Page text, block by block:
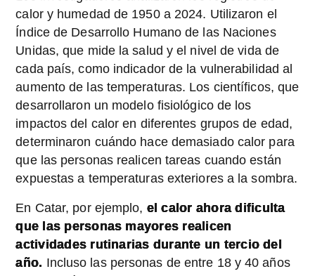
calor y humedad de 1950 a 2024. Utilizaron el
Índice de Desarrollo Humano de las Naciones
Unidas, que mide la salud y el nivel de vida de
cada país, como indicador de la vulnerabilidad al
aumento de las temperaturas. Los científicos, que
desarrollaron un modelo fisiológico de los
impactos del calor en diferentes grupos de edad,
determinaron cuándo hace demasiado calor para
que las personas realicen tareas cuando están
expuestas a temperaturas exteriores a la sombra.
En Catar, por ejemplo, el calor ahora dificulta
que las personas mayores realicen
actividades rutinarias durante un tercio del
año. Incluso las personas de entre 18 y 40 años